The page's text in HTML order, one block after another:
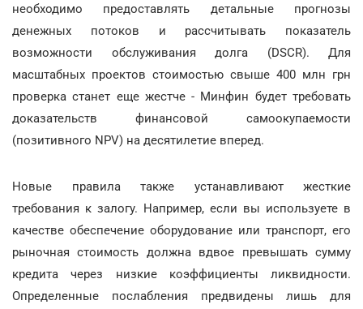
необходимо предоставлять детальные прогнозы
денежных потоков и рассчитывать показатель
возможности обслуживания долга (DSCR). Для
масштабных проектов стоимостью свыше 400 млн грн
проверка станет еще жестче - Минфин будет требовать
доказательств финансовой самоокупаемости
(позитивного NPV) на десятилетие вперед.
Новые правила также устанавливают жесткие
требования к залогу. Например, если вы используете в
качестве обеспечение оборудование или транспорт, его
рыночная стоимость должна вдвое превышать сумму
кредита через низкие коэффициенты ликвидности.
Определенные послабления предвидены лишь для